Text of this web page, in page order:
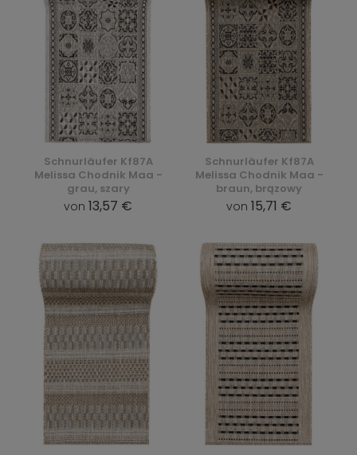
Schnurläufer Kf87A
Melissa Chodnik Maa -
grau, szary
von 13,57 €
Schnurläufer Kf87A
Melissa Chodnik Maa -
braun, brązowy
von 15,71 €